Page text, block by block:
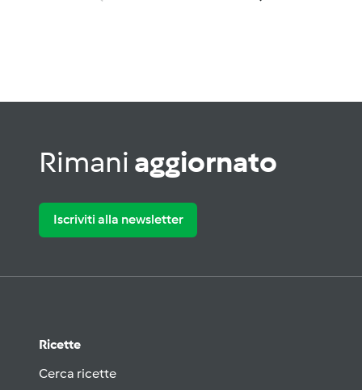
Rimani aggiornato
Iscriviti alla newsletter
Ricette
Cerca ricette